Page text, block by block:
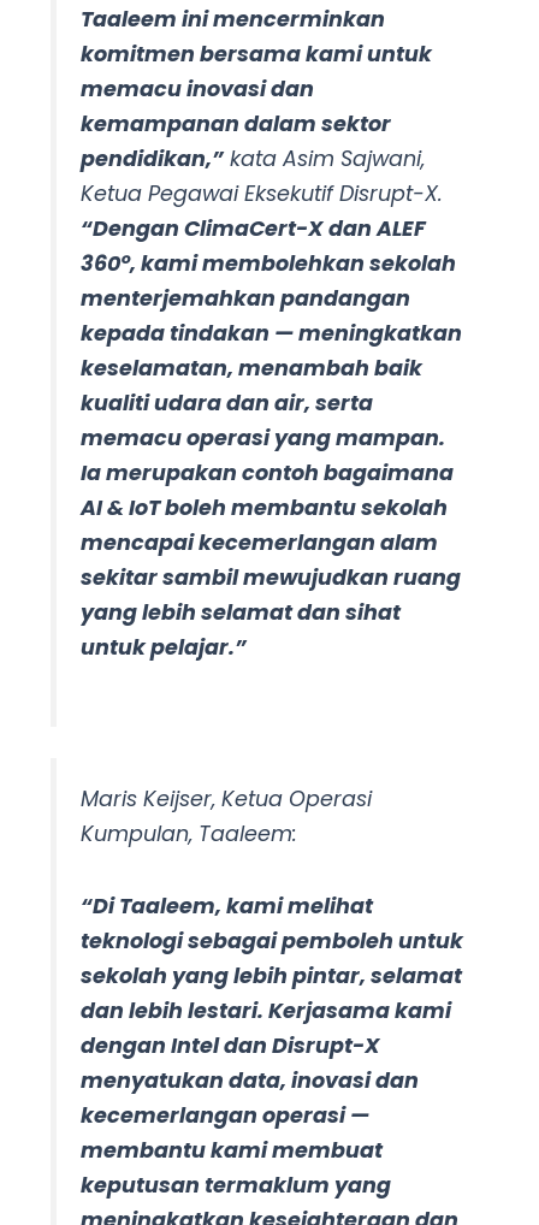
Taaleem ini mencerminkan
komitmen bersama kami untuk
memacu inovasi dan
kemampanan dalam sektor
pendidikan,”kata Asim Sajwani,
Ketua Pegawai Eksekutif Disrupt-X.
“Dengan ClimaCert-X dan ALEF
360°, kami membolehkan sekolah
menterjemahkan pandangan
kepada tindakan — meningkatkan
keselamatan, menambah baik
kualiti udara dan air, serta
memacu operasi yang mampan.
Ia merupakan contoh bagaimana
AI & IoT boleh membantu sekolah
mencapai kecemerlangan alam
sekitar sambil mewujudkan ruang
yang lebih selamat dan sihat
untuk pelajar.”
Maris Keijser, Ketua Operasi
Kumpulan, Taaleem:
“Di Taaleem, kami melihat
teknologi sebagai pemboleh untuk
sekolah yang lebih pintar, selamat
dan lebih lestari. Kerjasama kami
dengan Intel dan Disrupt-X
menyatukan data, inovasi dan
kecemerlangan operasi —
membantu kami membuat
keputusan termaklum yang